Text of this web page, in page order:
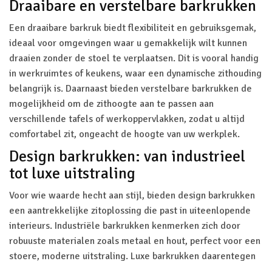
Draaibare en verstelbare barkrukken
Een draaibare barkruk biedt flexibiliteit en gebruiksgemak,
ideaal voor omgevingen waar u gemakkelijk wilt kunnen
draaien zonder de stoel te verplaatsen. Dit is vooral handig
in werkruimtes of keukens, waar een dynamische zithouding
belangrijk is. Daarnaast bieden verstelbare barkrukken de
mogelijkheid om de zithoogte aan te passen aan
verschillende tafels of werkoppervlakken, zodat u altijd
comfortabel zit, ongeacht de hoogte van uw werkplek.
Design barkrukken: van industrieel
tot luxe uitstraling
Voor wie waarde hecht aan stijl, bieden design barkrukken
een aantrekkelijke zitoplossing die past in uiteenlopende
interieurs. Industriële barkrukken kenmerken zich door
robuuste materialen zoals metaal en hout, perfect voor een
stoere, moderne uitstraling. Luxe barkrukken daarentegen